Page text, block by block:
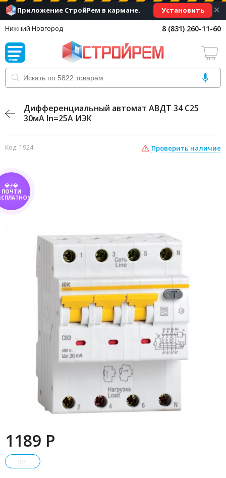
Приложение СтройРем в кармане. Установить ×
Нижний Новгород 8 (831) 260-11-60
Дифференциальный автомат АВДТ 34 С25
30мА In=25A ИЭК
Код: 1924 Проверить наличие
💎⚡💎
ПОЧТИ
1189 P
шт.